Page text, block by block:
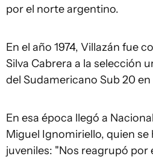
por el norte argentino.
En el año 1974, Villazán fue
Silva Cabrera a la selección
del Sudamericano Sub 20
En esa época llegó a
Miguel Ignomiriello, quien se
juveniles: "Nos reagrupó por